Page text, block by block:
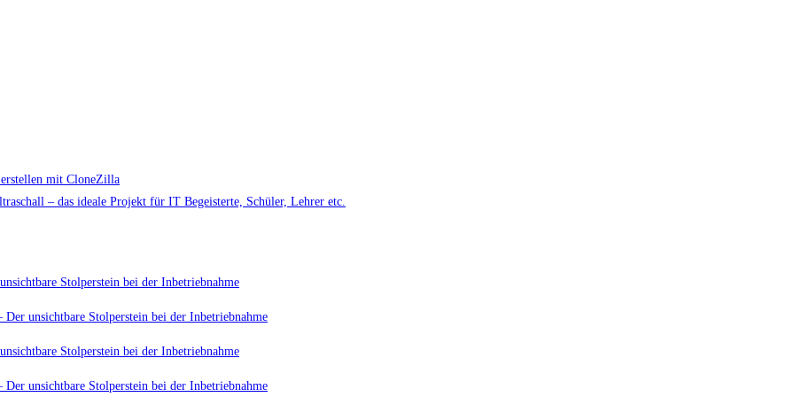
mit CloneZilla
– das ideale Projekt für IT Begeisterte, Schüler, Lehrer etc.
Stolperstein bei der Inbetriebnahme
unsichtbare Stolperstein bei der Inbetriebnahme
Stolperstein bei der Inbetriebnahme
unsichtbare Stolperstein bei der Inbetriebnahme